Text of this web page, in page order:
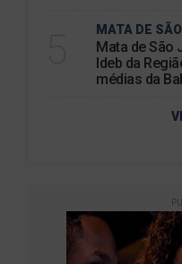
MATA DE
Mata de São
Ideb da
médias da